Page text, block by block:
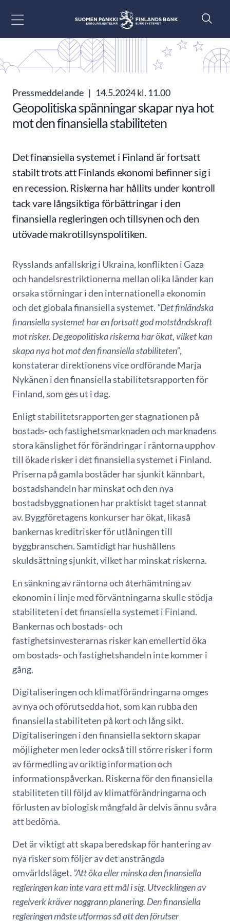
Pressmeddelande | 14.5.2024 kl. 11.00
Geopolitiska spänningar skapar nya hot
mot den finansiella stabiliteten
Det finansiella systemet i Finland är fortsatt
stabilt trots att Finlands ekonomi befinner sig i
en recession. Riskerna har hållits under kontroll
tack vare långsiktiga förbättringar i den
finansiella regleringen och tillsynen och den
utövade makrotillsynspolitiken.
Rysslands anfallskrig i Ukraina, konflikten i Gaza
och handelsrestriktionerna mellan olika länder kan
orsaka störningar i den internationella ekonomin
och det globala finansiella systemet. ”Det finländska
finansiella systemet har en fortsatt god motståndskraft
mot risker. De geopolitiska riskerna har ökat, vilket kan
skapa nya hot mot den finansiella stabiliteten”,
konstaterar direktionens vice ordförande Marja
Nykänen i den finansiella stabilitetsrapporten för
Finland, som ges ut i dag.
Enligt stabilitetsrapporten ger stagnationen på
bostads- och fastighetsmarknaden och marknadens
stora känslighet för förändringar i räntorna upphov
till ökade risker i det finansiella systemet i Finland.
Priserna på gamla bostäder har sjunkit kännbart,
bostadshandeln har minskat och den nya
bostadsbyggnationen har praktiskt taget stannat
av. Byggföretagens konkurser har ökat, likaså
bankernas kreditrisker för utlåningen till
byggbranschen. Samtidigt har hushållens
skuldsättning sjunkit, vilket har minskat riskerna.
En sänkning av räntorna och återhämtning av
ekonomin i linje med förväntningarna skulle stödja
stabiliteten i det finansiella systemet i Finland.
Bankernas och bostads- och
fastighetsinvesterarnas risker kan emellertid öka
om bostads- och fastighetshandeln inte kommer i
gång.
Digitaliseringen och klimatförändringarna omges
av nya och oförutsedda hot, som kan rubba den
finansiella stabiliteten på kort och lång sikt.
Digitaliseringen i den finansiella sektorn skapar
möjligheter men leder också till större risker i form
av förmedling av oriktig information och
informationspåverkan. Riskerna för den finansiella
stabiliteten till följd av klimatförändringarna och
förlusten av biologisk mångfald är delvis ännu svåra
att bedöma.
Det är viktigt att skapa beredskap för hantering av
nya risker som följer av det ansträngda
omvärldsläget. ”Att öka eller minska den finansiella
regleringen kan inte vara ett mål i sig. Utvecklingen av
regelverk kräver noggrann planering. Den finansiella
regleringen måste utformas så att den förutser